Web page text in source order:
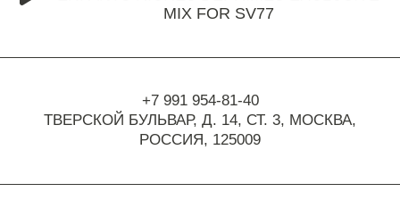
MIX FOR SV77
+7 991 954-81-40
ТВЕРСКОЙ БУЛЬВАР, Д. 14, СТ. 3, МОСКВА,
РОССИЯ, 125009